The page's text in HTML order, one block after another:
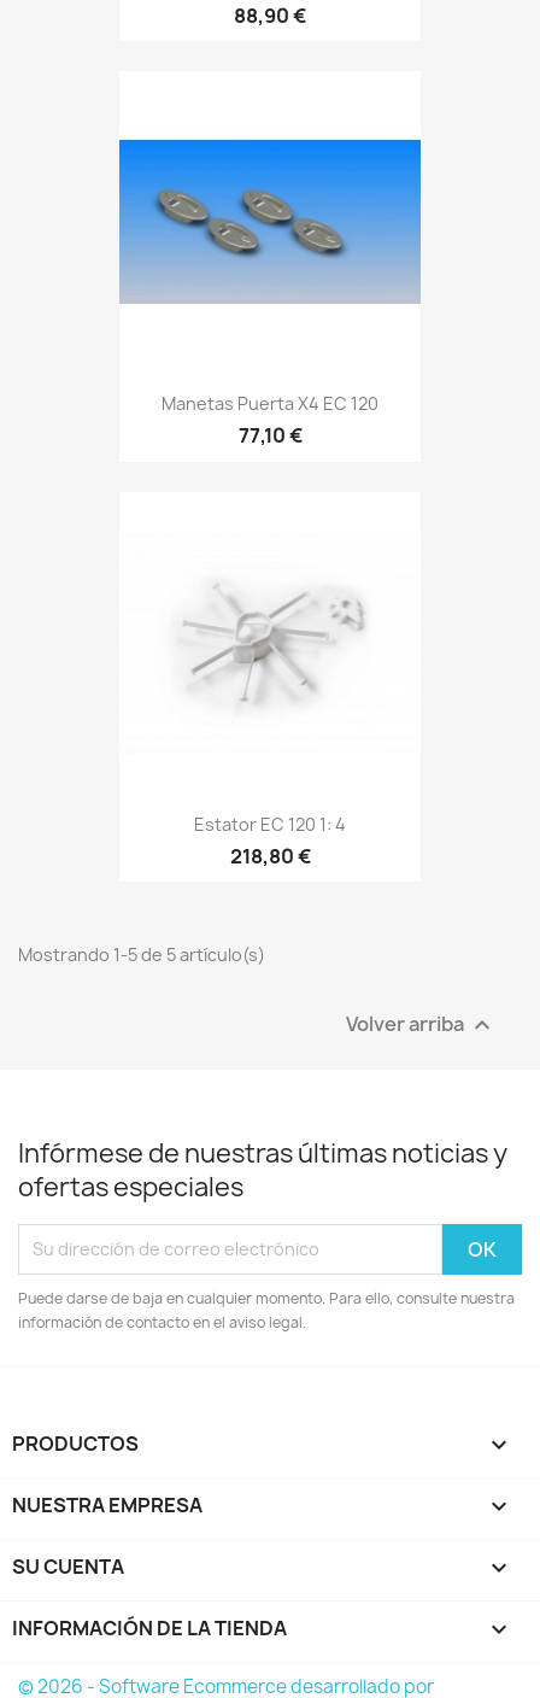
88,90 €
Manetas Puerta X4 EC 120
77,10 €
Estator EC 120 1: 4
218,80 €
Mostrando 1-5 de 5 artículo(s)
Volver arriba 
Infórmese de nuestras últimas noticias y
ofertas especiales
Puede darse de baja en cualquier momento. Para ello, consulte nuestra
información de contacto en el aviso legal.
PRODUCTOS 
NUESTRA EMPRESA 
SU CUENTA 
INFORMACIÓN DE LA TIENDA keyboard_arrow_down
© 2026 - Software Ecommerce desarrollado por